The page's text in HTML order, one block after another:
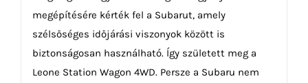
megépítésére kérték fel a Subarut, amely
szélsőséges időjárási viszonyok között is
biztonságosan használható. Így született meg a
Leone Station Wagon 4WD. Persze a Subaru nem